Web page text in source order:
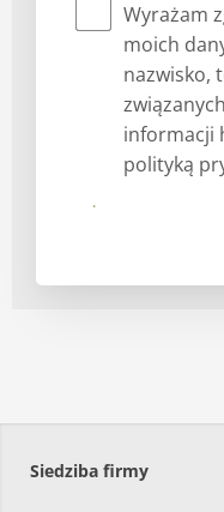
Wyrażam
moich
nazwisko,
informacji
polityką
Prześlij
Siedziba firmy